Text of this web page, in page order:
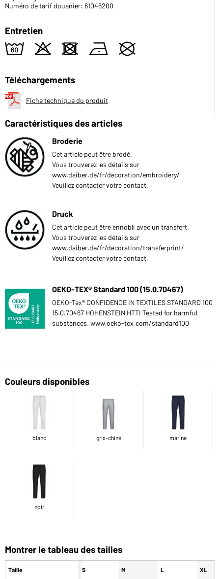
Numéro de tarif douanier: 61046200
Entretien
4 o d n U
Téléchargements
Fiche technique du produit
Caractéristiques des articles
Broderie
Cet article peut être brodé.
Vous trouverez les détails sur
www.daiber.de/fr/decoration/embroidery/
Veuillez contacter votre contact.
Druck
Cet article peut être ennobli avec un transfert.
Vous trouverez les détails sur
www.daiber.de/fr/decoration/transferprint/
Veuillez contacter votre contact.
OEKO-TEX® Standard 100 (15.0.70467)
OEKO-Tex® CONFIDENCE IN TEXTILES STANDARD 100
15.0.70467 HOHENSTEIN HTTI Tested for harmful
substances. www.oeko-tex.com/standard100
Couleurs disponibles
blanc gris-chiné marine
noir
Montrer le tableau des tailles
Taille S M L XL